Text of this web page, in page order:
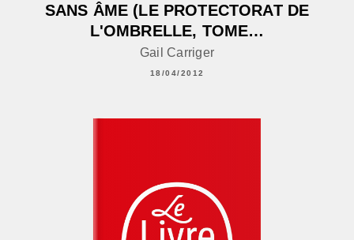
SANS ÂME (LE PROTECTORAT DE
L'OMBRELLE, TOME…
Gail Carriger
18/04/2012